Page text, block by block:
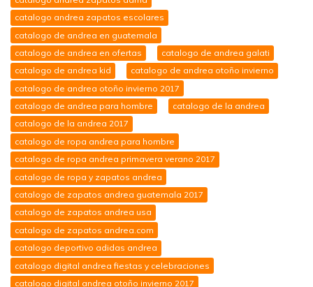
catalogo andrea zapatos escolares
catalogo de andrea en guatemala
catalogo de andrea en ofertas
catalogo de andrea galati
catalogo de andrea kid
catalogo de andrea otoño invierno
catalogo de andrea otoño invierno 2017
catalogo de andrea para hombre
catalogo de la andrea
catalogo de la andrea 2017
catalogo de ropa andrea para hombre
catalogo de ropa andrea primavera verano 2017
catalogo de ropa y zapatos andrea
catalogo de zapatos andrea guatemala 2017
catalogo de zapatos andrea usa
catalogo de zapatos andrea.com
catalogo deportivo adidas andrea
catalogo digital andrea fiestas y celebraciones
catalogo digital andrea otoño invierno 2017